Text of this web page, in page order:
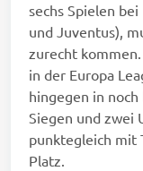
sechs Spielen
und Juventus),
zurecht
in der Europa
hingegen in
Siegen und zwei
punktegleich mit
Platz.